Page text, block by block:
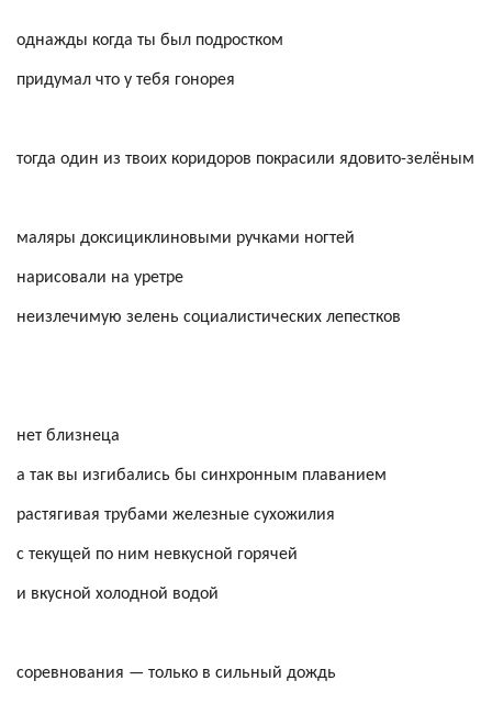
однажды когда ты был подростком
придумал что у тебя гонорея
тогда один из твоих коридоров покрасили ядовито-зелёным
маляры доксициклиновыми ручками ногтей
нарисовали на уретре
неизлечимую зелень социалистических лепестков
нет близнеца
а так вы изгибались бы синхронным плаванием
растягивая трубами железные сухожилия
с текущей по ним невкусной горячей
и вкусной холодной водой
соревнования — только в сильный дождь